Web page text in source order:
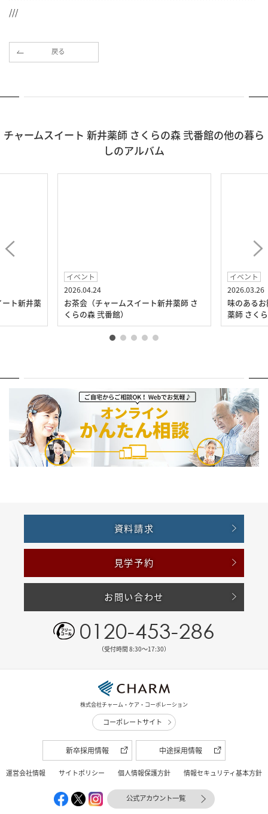
///
戻る
チャームスイート 新井薬師 さくらの森 弐番館の他の暮ら
しのアルバム
ト新井薬
イベント
2026.04.24
お茶会（チャームスイート新井薬師 さ
くらの森 弐番館）
イベント
2026.03.26
味のある
薬師 さく
資料請求
見学予約
お問い合わせ
0120-453-286
（受付時間 8:30〜17:30）
株式会社チャーム・ケア・コーポレーション
コーポレートサイト
新卒採用情報 中途採用情報
運営会社情報 サイトポリシー 個人情報保護方針 情報セキュリティ基本方針
公式アカウント一覧